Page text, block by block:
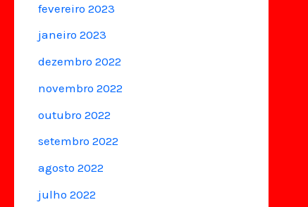
fevereiro 2023
janeiro 2023
dezembro 2022
novembro 2022
outubro 2022
setembro 2022
agosto 2022
julho 2022